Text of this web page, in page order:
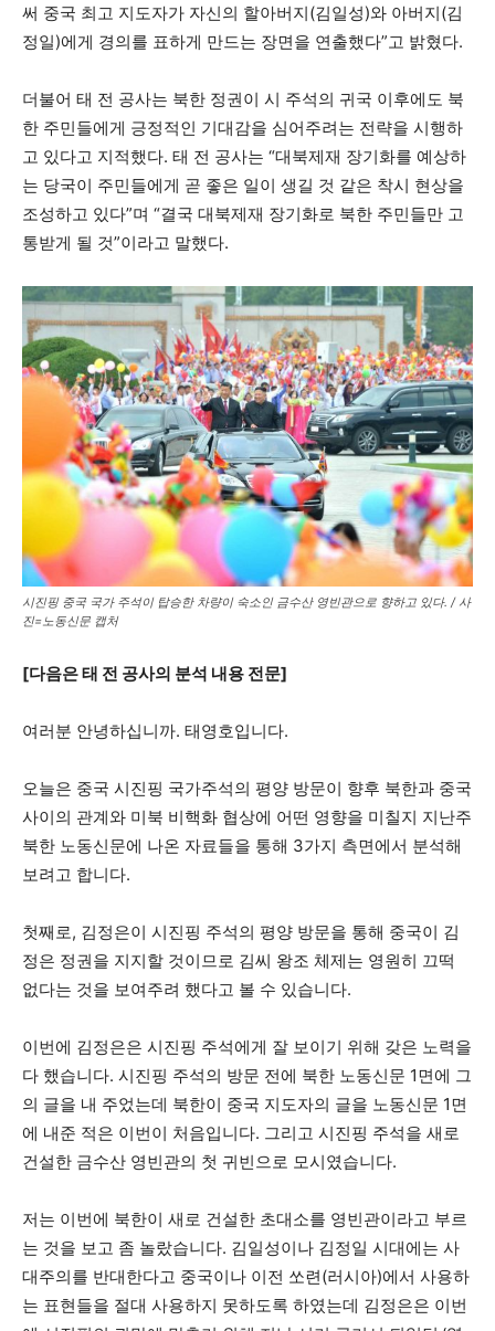
써 중국 최고 지도자가 자신의 할아버지(김일성)와 아버지(김
정일)에게 경의를 표하게 만드는 장면을 연출했다”고 밝혔다.
더불어 태 전 공사는 북한 정권이 시 주석의 귀국 이후에도 북
한 주민들에게 긍정적인 기대감을 심어주려는 전략을 시행하
고 있다고 지적했다. 태 전 공사는 “대북제재 장기화를 예상하
는 당국이 주민들에게 곧 좋은 일이 생길 것 같은 착시 현상을
조성하고 있다”며 “결국 대북제재 장기화로 북한 주민들만 고
통받게 될 것”이라고 말했다.
시진핑 중국 국가 주석이 탑승한 차량이 숙소인 금수산 영빈관으로 향하고 있다. / 사
진=노동신문 캡처
[다음은 태 전 공사의 분석 내용 전문]
여러분 안녕하십니까. 태영호입니다.
오늘은 중국 시진핑 국가주석의 평양 방문이 향후 북한과 중국
사이의 관계와 미북 비핵화 협상에 어떤 영향을 미칠지 지난주
북한 노동신문에 나온 자료들을 통해 3가지 측면에서 분석해
보려고 합니다.
첫째로, 김정은이 시진핑 주석의 평양 방문을 통해 중국이 김
정은 정권을 지지할 것이므로 김씨 왕조 체제는 영원히 끄떡
없다는 것을 보여주려 했다고 볼 수 있습니다.
이번에 김정은은 시진핑 주석에게 잘 보이기 위해 갖은 노력을
다 했습니다. 시진핑 주석의 방문 전에 북한 노동신문 1면에 그
의 글을 내 주었는데 북한이 중국 지도자의 글을 노동신문 1면
에 내준 적은 이번이 처음입니다. 그리고 시진핑 주석을 새로
건설한 금수산 영빈관의 첫 귀빈으로 모시였습니다.
저는 이번에 북한이 새로 건설한 초대소를 영빈관이라고 부르
는 것을 보고 좀 놀랐습니다. 김일성이나 김정일 시대에는 사
대주의를 반대한다고 중국이나 이전 쏘련(러시아)에서 사용하
는 표현들을 절대 사용하지 못하도록 하였는데 김정은은 이번